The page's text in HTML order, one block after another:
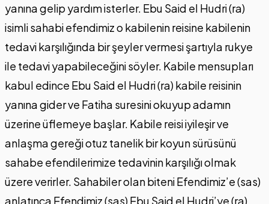
yanına gelip yardım isterler. Ebu Said el Hudri (ra)
isimli sahabi efendimiz o kabilenin reisine kabilenin
tedavi karşılığında bir şeyler vermesi şartıyla rukye
ile tedavi yapabileceğini söyler. Kabile mensupları
kabul edince Ebu Said el Hudri (ra) kabile reisinin
yanına gider ve Fatiha suresini okuyup adamın
üzerine üflemeye başlar. Kabile reisi iyileşir ve
anlaşma gereği otuz tanelik bir koyun sürüsünü
sahabe efendilerimize tedavinin karşılığı olmak
üzere verirler. Sahabiler olan biteni Efendimiz’e (sas)
anlatınca Efendimiz (sas) Ebu Said el Hudri’ye (ra)